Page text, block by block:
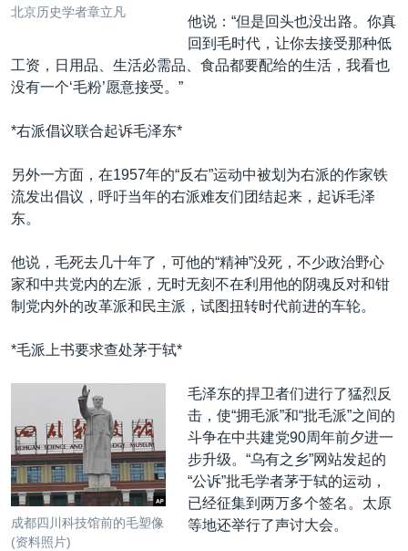
北京历史学者章立凡
他说：“但是回头也没出路。你真
回到毛时代，让你去接受那种低
工资，日用品、生活必需品、食品都要配给的生活，我看也
没有一个‘毛粉’愿意接受。”
*右派倡议联合起诉毛泽东*
另外一方面，在1957年的“反右”运动中被划为右派的作家铁
流发出倡议，呼吁当年的右派难友们团结起来，起诉毛泽
东。
他说，毛死去几十年了，可他的“精神”没死，不少政治野心
家和中共党内的左派，无时无刻不在利用他的阴魂反对和钳
制党内外的改革派和民主派，试图扭转时代前进的车轮。
*毛派上书要求查处茅于轼*
成都四川科技馆前的毛塑像
(资料照片)
毛泽东的捍卫者们进行了猛烈反
击，使“拥毛派”和“批毛派”之间的
斗争在中共建党90周年前夕进一
步升级。“乌有之乡”网站发起的
“公诉”批毛学者茅于轼的运动，
已经征集到两万多个签名。太原
等地还举行了声讨大会。